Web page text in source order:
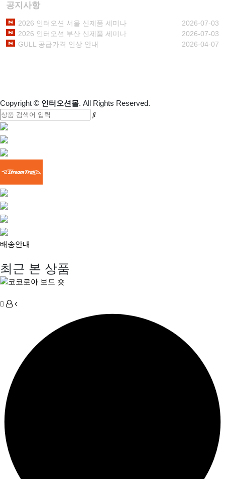
공지사항
2026 인터오션 서울 신제품 세미나
2026-07-03
2026 인터오션 부산 신제품 세미나
2026-07-03
GULL 공급가격 인상 안내
2026-04-07
Copyright © 인터오션몰. All Rights Reserved.
배송안내
최근 본 상품